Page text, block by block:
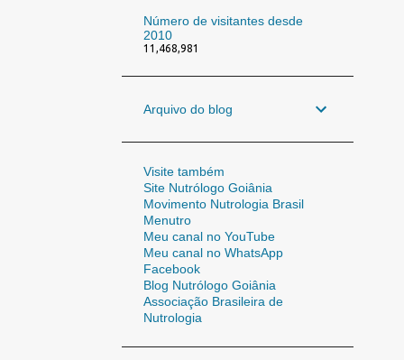
Número de visitantes desde
2010
11,468,981
Arquivo do blog
Visite também
Site Nutrólogo Goiânia
Movimento Nutrologia Brasil
Menutro
Meu canal no YouTube
Meu canal no WhatsApp
Facebook
Blog Nutrólogo Goiânia
Associação Brasileira de
Nutrologia